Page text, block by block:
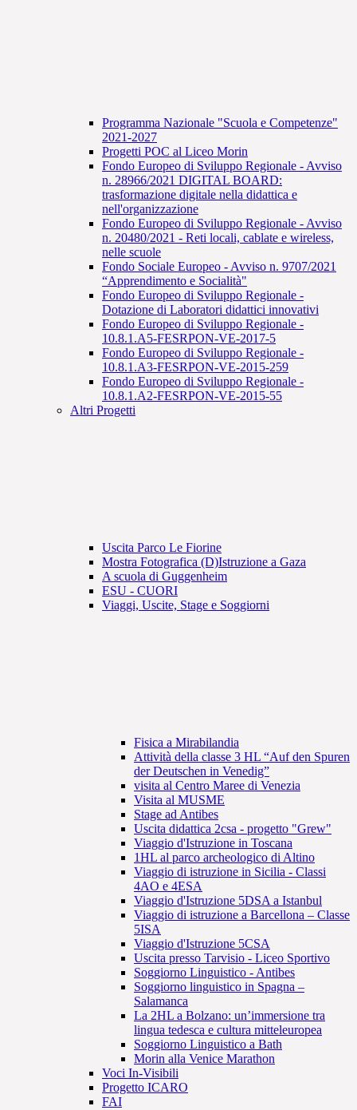
Programma Nazionale "Scuola e Competenze"
2021-2027
Progetti POC al Liceo Morin
Fondo Europeo di Sviluppo Regionale - Avviso
n. 28966/2021 DIGITAL BOARD:
trasformazione digitale nella didattica e
nell'organizzazione
Fondo Europeo di Sviluppo Regionale - Avviso
n. 20480/2021 - Reti locali, cablate e wireless,
nelle scuole
Fondo Sociale Europeo - Avviso n. 9707/2021
“Apprendimento e Socialità"
Fondo Europeo di Sviluppo Regionale -
Dotazione di Laboratori didattici innovativi
Fondo Europeo di Sviluppo Regionale -
10.8.1.A5-FESRPON-VE-2017-5
Fondo Europeo di Sviluppo Regionale -
10.8.1.A3-FESRPON-VE-2015-259
Fondo Europeo di Sviluppo Regionale -
10.8.1.A2-FESRPON-VE-2015-55
Altri Progetti
Uscita Parco Le Fiorine
Mostra Fotografica (D)Istruzione a Gaza
A scuola di Guggenheim
ESU - CUORI
Viaggi, Uscite, Stage e Soggiorni
Fisica a Mirabilandia
Attività della classe 3 HL “Auf den Spuren
der Deutschen in Venedig”
visita al Centro Maree di Venezia
Visita al MUSME
Stage ad Antibes
Uscita didattica 2csa - progetto "Grew"
Viaggio d'Istruzione in Toscana
1HL al parco archeologico di Altino
Viaggio di istruzione in Sicilia - Classi
4AO e 4ESA
Viaggio d'Istruzione 5DSA a Istanbul
Viaggio di istruzione a Barcellona – Classe
5ISA
Viaggio d'Istruzione 5CSA
Uscita presso Tarvisio - Liceo Sportivo
Soggiorno Linguistico - Antibes
Soggiorno linguistico in Spagna –
Salamanca
La 2HL a Bolzano: un’immersione tra
lingua tedesca e cultura mitteleuropea
Soggiorno Linguistico a Bath
Morin alla Venice Marathon
Voci In-Visibili
Progetto ICARO
FAI